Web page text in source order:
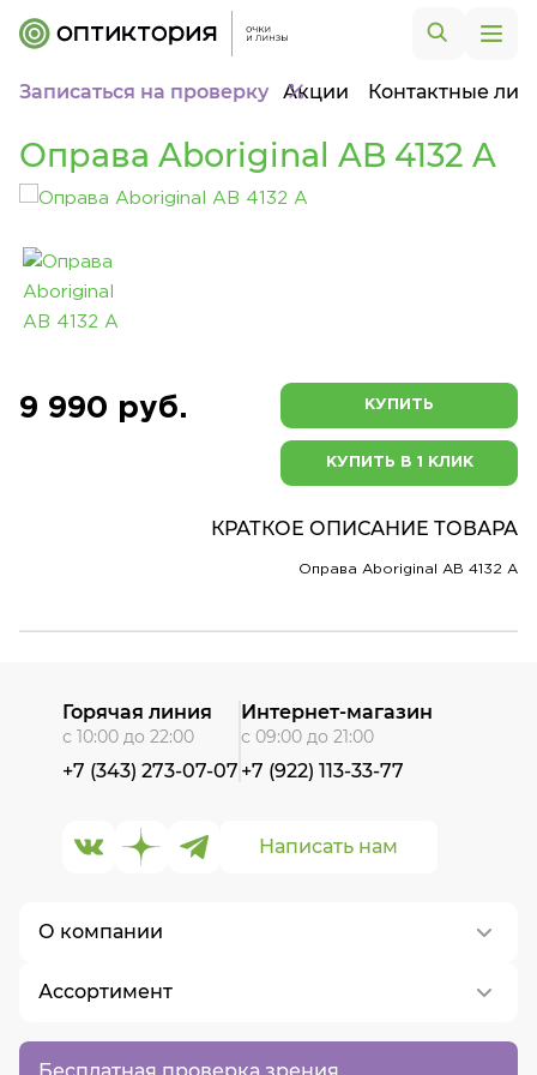
Записаться на проверку Акции Контактные
Оправа Aboriginal AB 4132 A
9 990 руб. КУПИТЬ
КУПИТЬ В 1 КЛИК
КРАТКОЕ ОПИСАНИЕ ТОВАРА
Оправа Aboriginal AB 4132 A
Бесплатная проверка зрения
О компании
О нас
Контакты
Ассортимент
Написать нам
Горячая линия
с 10:00 до 22:00
+7 (343) 273-07-07
Интернет-магазин
с 09:00 до 21:00
+7 (922) 113-33-77